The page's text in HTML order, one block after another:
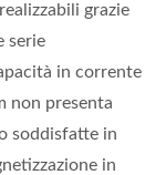
grazie
serie
in corrente
non presenta
soddisfatte in
in